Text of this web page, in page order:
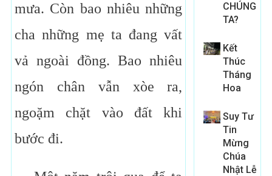
mưa. Còn bao nhiêu những
cha những mẹ ta đang vất
vả ngoài đồng. Bao nhiêu
ngón chân vẫn xòe ra,
ngoặm chặt vào đất khi
bước đi.
CHÚNG
TA?
Kết
Thúc
Tháng
Hoa
Suy Tư
Tin
Mừng
Chúa
Nhật Lễ